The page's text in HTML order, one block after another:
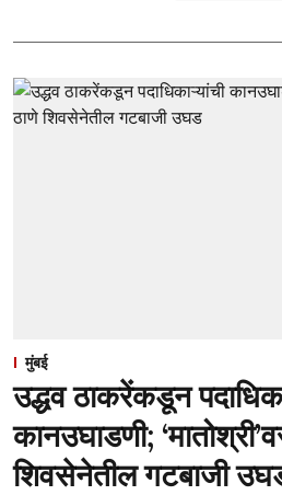
मुंबई
उद्धव ठाकरेंकडून
कानउघाडणी;
शिवसेनेतील गटबाजी